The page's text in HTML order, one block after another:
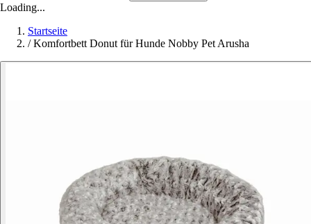
Loading...
Startseite
/ Komfortbett Donut für Hunde Nobby Pet Arusha